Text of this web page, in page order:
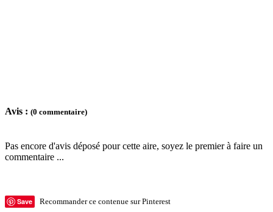
Avis : (0 commentaire)
Pas encore d'avis déposé pour cette aire, soyez le premier à faire un
commentaire ...
Save Recommander ce contenue sur Pinterest